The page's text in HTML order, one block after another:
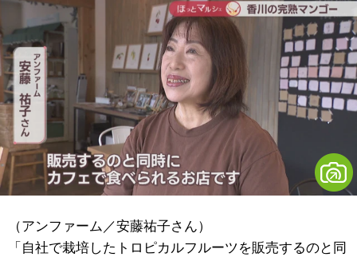
（アンファーム／安藤祐子さん）
「自社で栽培したトロピカルフルーツを販売するのと同